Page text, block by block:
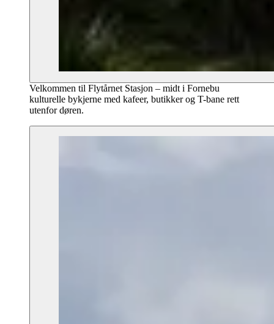
Velkommen til Flytårnet Stasjon – midt i Fornebu
kulturelle bykjerne med kafeer, butikker og T-bane rett
utenfor døren.